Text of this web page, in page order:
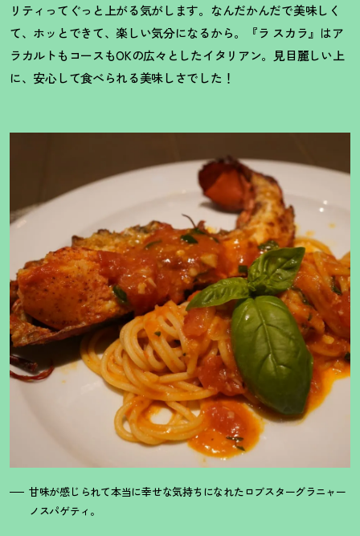
リティってぐっと上がる気がします。なんだかんだで美味しく
て、ホッとできて、楽しい気分になるから。『ラ スカラ』はア
ラカルトもコースもOKの広々としたイタリアン。見目麗しい上
に、安心して食べられる美味しさでした ！
甘味が感じられて本当に幸せな気持ちになれたロブスターグラニャー
ノスパゲティ。